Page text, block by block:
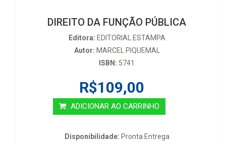
DIREITO DA FUNÇÃO PÚBLICA
Editora: EDITORIAL ESTAMPA
Autor: MARCEL PIQUEMAL
ISBN: 5741
R$109,00
ADICIONAR AO CARRINHO
Disponibilidade: Pronta Entrega